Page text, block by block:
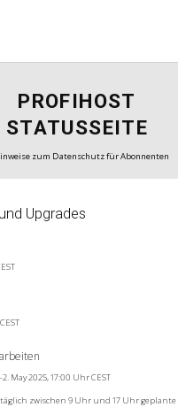
PROFIHOST
STATUSSEITE
zum Datenschutz für Abonnenten
Upgrades
May 2025, 17:00 Uhr CEST
zwischen 9 Uhr und 17 Uhr